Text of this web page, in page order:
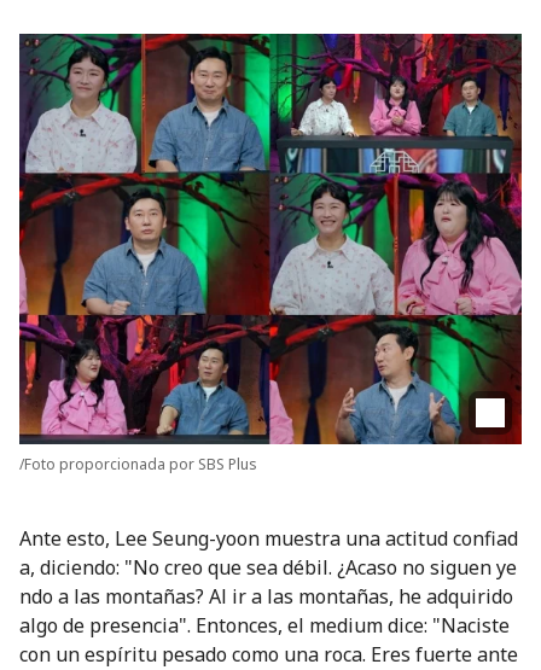
/Foto proporcionada por SBS Plus
Ante esto, Lee Seung-yoon muestra una actitud confiad
a, diciendo: "No creo que sea débil. ¿Acaso no siguen ye
ndo a las montañas? Al ir a las montañas, he adquirido
algo de presencia". Entonces, el medium dice: "Naciste
con un espíritu pesado como una roca. Eres fuerte ante